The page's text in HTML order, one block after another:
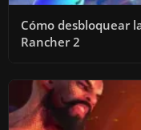
Cómo desbloquear
Rancher 2